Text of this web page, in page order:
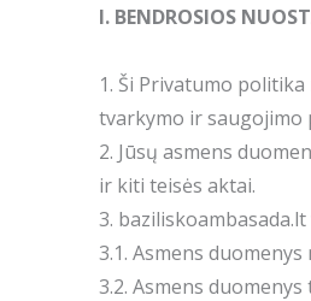
I. BENDROSIOS
1. Ši Privatumo
tvarkymo ir saugojimo
2. Jūsų asmens
ir kiti teisės aktai.
3.
3.1. Asmens
3.2. Asmens